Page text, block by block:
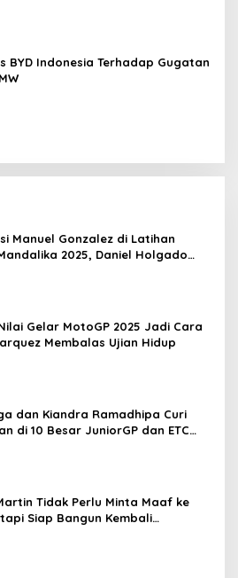
BYD Indonesia Terhadap Gugatan
Manuel Gonzalez di Latihan
2025, Daniel Holgado
Gelar MotoGP 2025 Jadi Cara
Membalas Ujian Hidup
dan Kiandra Ramadhipa Curi
di 10 Besar JuniorGP dan ETC
Tidak Perlu Minta Maaf ke
Siap Bangun Kembali